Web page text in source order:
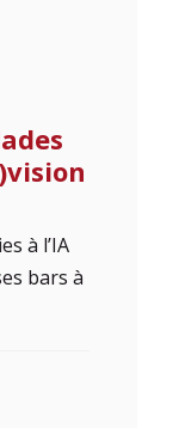
à l’IA
bars à